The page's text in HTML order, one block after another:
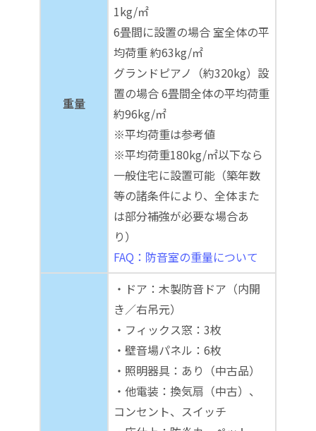
重量
1kg/㎡
6畳間に設置の場合 室全体の平
均荷重 約63kg/㎡
グランドピアノ（約320kg）設
置の場合 6畳間全体の平均荷重
約96kg/㎡
※平均荷重は参考値
※平均荷重180kg/㎡以下なら
一般住宅に設置可能（築年数
等の諸条件により、全体また
は部分補強が必要な場合あ
り）
FAQ：防音室の重量について
・ドア：木製防音ドア（内開
き／右吊元）
・フィックス窓：3枚
・壁音場パネル：6枚
・照明器具：あり（中古品）
・他電装：換気扇（中古）、
コンセント、スイッチ